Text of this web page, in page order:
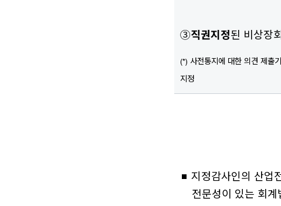
③직권지정된 비상장
(*) 사전통지에 대한 의견 제출
지정
지정감사인의 산업
전문성이 있는 회